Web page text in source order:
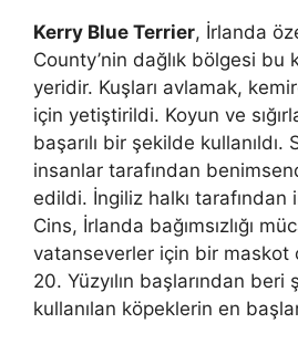
Kerry Blue Terrier, İrlanda
County’nin dağlık bölgesi bu
yeridir. Kuşları avlamak,
için yetiştirildi. Koyun ve
başarılı bir şekilde kullanıldı.
insanlar tarafından
edildi. İngiliz halkı
Cins, İrlanda bağımsızlığı
vatanseverler için bir maskot
20. Yüzyılın başlarından beri
kullanılan köpeklerin en